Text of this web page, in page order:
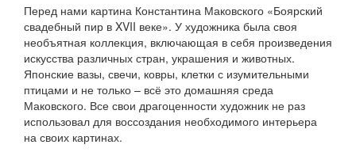
Перед нами картина Константина Маковского «Боярский
свадебный пир в XVII веке». У художника была своя
необъятная коллекция, включающая в себя произведения
искусства различных стран, украшения и животных.
Японские вазы, свечи, ковры, клетки с изумительными
птицами и не только – всё это домашняя среда
Маковского. Все свои драгоценности художник не раз
использовал для воссоздания необходимого интерьера
на своих картинах.